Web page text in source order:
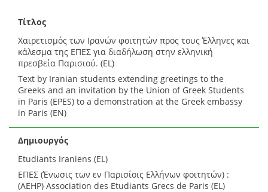
Τίτλος
Xαιρετισμός των Ιρανών φοιτητών προς τους Έλληνες και
κάλεσμα της ΕΠΕΣ για διαδήλωση στην ελληνική
πρεσβεία Παρισιού. (EL)
Text by Iranian students extending greetings to the
Greeks and an invitation by the Union of Greek Students
in Paris (EPES) to a demonstration at the Greek embassy
in Paris (EN)
Δημιουργός
Etudiants Iraniens (EL)
ΕΠΕΣ (Ένωσις των εν Παρισίοις Ελλήνων φοιτητών) :
(AEHP) Association des Etudiants Grecs de Paris (EL)